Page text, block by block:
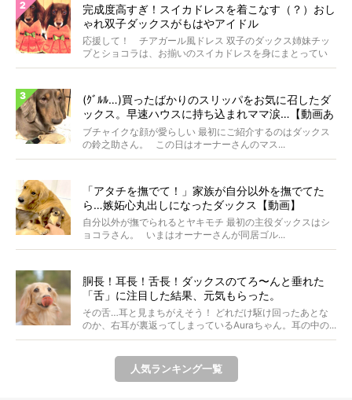
完成度高すぎ！スイカドレスを着こなす（？）おし
ゃれ双子ダックスがもはやアイドル
応援して！ チアガール風ドレス 双子のダックス姉妹チッ
プとショコラは、お揃いのスイカドレスを身にまとってい
ます...
(ｸﾞﾙﾙ…)買ったばかりのスリッパをお気に召したダ
ックス。早速ハウスに持ち込まれママ涙…【動画あ
り】
ブチャイクな顔が愛らしい 最初にご紹介するのはダックス
の鈴之助さん。 この日はオーナーさんのマス...
「アタチを撫でて！」家族が自分以外を撫でてた
ら…嫉妬心丸出しになったダックス【動画】
自分以外が撫でられるとヤキモチ 最初の主役ダックスはシ
ョコラさん。 いまはオーナーさんが同居ゴル...
胴長！耳長！舌長！ダックスのてろ〜んと垂れた
「舌」に注目した結果、元気もらった。
その舌…耳と見まちがえそう！ どれだけ駆け回ったあとな
のか、右耳が裏返ってしまっているAuraちゃん。耳の中の...
人気ランキング一覧